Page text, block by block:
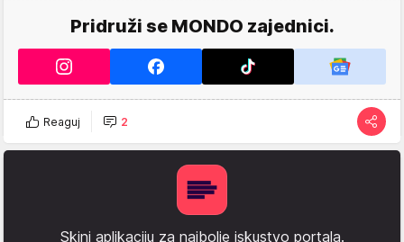
Pridruži se MONDO zajednici.
Reaguj 2
Skini aplikaciju za najbolje iskustvo portala.